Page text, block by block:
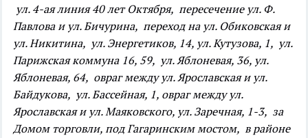
ул. 4-ая линия 40 лет Октября, пересечение ул. Ф.
Павлова и ул. Бичурина, переход на ул. Обиковская и
ул. Никитина, ул. Энергетиков, 14, ул. Кутузова, 1, ул.
Парижская коммуна 16, 59, ул. Яблоневая, 36, ул.
Яблоневая, 64, овраг между ул. Ярославская и ул.
Байдукова, ул. Бассейная, 1, овраг между ул.
Ярославская и ул. Маяковского, ул. Заречная, 1-3, за
Домом торговли, под Гагаринским мостом, в районе